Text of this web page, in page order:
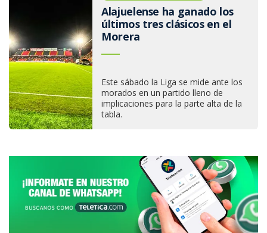
Alajuelense ha ganado los
últimos tres clásicos en el
Morera
Este sábado la Liga se mide ante los
morados en un partido lleno de
implicaciones para la parte alta de la
tabla.